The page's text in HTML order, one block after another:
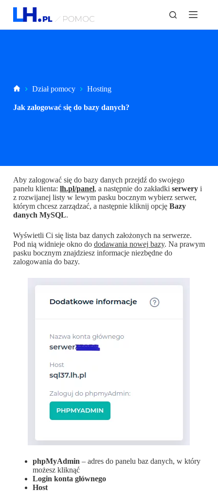
P
StronaDział pomocy Hosting
Jak zalogować się do bazy danych?
Aby zalogować się do bazy danych przejdź do swojego
panelu klienta: lh.pl/panel, a następnie do zakładki serweryi
z rozwijanej listy w lewym pasku bocznym wybierz serwer,
którym chcesz zarządzać, a następnie kliknij opcję Bazy
danych MySQL.
Wyświetli Ci się lista baz danych założonych na serwerze.
Pod nią widnieje okno do dodawania nowej bazy. Na prawym
pasku bocznym znajdziesz informacje niezbędne do
zalogowania do bazy.
phpMyAdmin – adres do panelu baz danych, w który
możesz kliknąć
Login konta głównego
Host